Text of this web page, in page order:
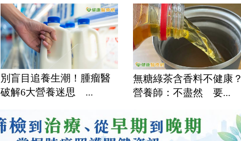
別盲目追養生潮！腫瘤醫
破解6大營養迷思 ...
無糖綠茶含香料不健康？
營養師：不盡然 要...